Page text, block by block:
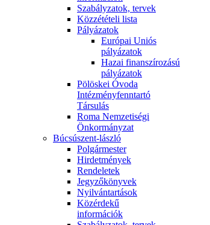
Szabályzatok, tervek
Közzétételi lista
Pályázatok
Európai Uniós
pályázatok
Hazai finanszírozású
pályázatok
Pölöskei Óvoda
Intézményfenntartó
Társulás
Roma Nemzetiségi
Önkormányzat
Búcsúszent-lászló
Polgármester
Hirdetmények
Rendeletek
Jegyzőkönyvek
Nyilvántartások
Közérdekű
információk